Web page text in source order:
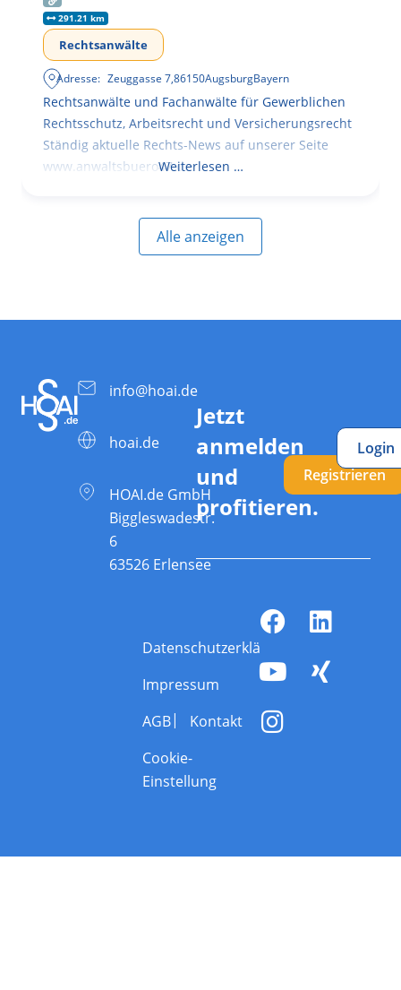
291.21 km
Rechtsanwälte
Adresse: Zeuggasse 7,86150AugsburgBayern
Rechtsanwälte und Fachanwälte für Gewerblichen
Rechtsschutz, Arbeitsrecht und Versicherungsrecht
Ständig aktuelle Rechts-News auf unserer Seite
www.anwaltsbuero47.deWeiterlesen …
Alle anzeigen
info@hoai.de
hoai.de
HOAI.de GmbH
Biggleswadestr.
6
63526 Erlensee
Jetzt
anmelden
und
profitieren.
Registrieren
Login
Datenschutzerklärung
Impressum
AGB
Kontakt
Cookie-
Einstellung